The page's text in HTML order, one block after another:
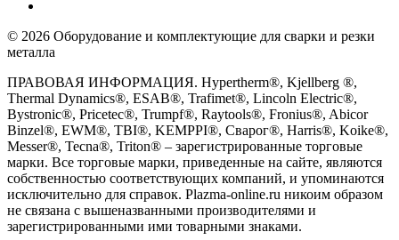
© 2026 Оборудование и комплектующие для сварки и резки
металла
ПРАВОВАЯ ИНФОРМАЦИЯ. Hypertherm®, Kjellberg ®,
Thermal Dynamics®, ESAB®, Trafimet®, Lincoln Electric®,
Bystronic®, Pricetec®, Trumpf®, Raytools®, Fronius®, Abicor
Binzel®, EWM®, TBI®, KEMPPI®, Сварог®, Harris®, Koike®,
Messer®, Tecna®, Triton® – зарегистрированные торговые
марки. Все торговые марки, приведенные на сайте, являются
собственностью соответствующих компаний, и упоминаются
исключительно для справок. Plazma-online.ru никоим образом
не связана с вышеназванными производителями и
зарегистрированными ими товарными знаками.